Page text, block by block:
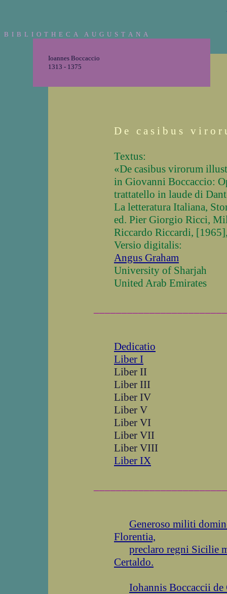
B I B L I O T H E C A A U G U S T A N A
Ioannes Boccaccio
1313 - 1375
D e c a s i b u s v i r o r
Textus:
«De casibus virorum
in Giovanni Boccaccio:
trattatello in laude di
La letteratura Italiana,
ed. Pier Giorgio Ricci,
Riccardo Riccardi,
Versio digitalis:
Angus Graham
University of Sharjah
United Arab Emirates
Dedicatio
Liber I
Liber II
Liber III
Liber IV
Liber V
Liber VI
Liber VII
Liber VIII
Liber IX
Generoso militi
Florentia,
preclaro regni Sicilie
Certaldo.
Iohannis Boccaccii